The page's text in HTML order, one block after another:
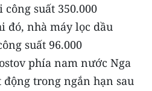
Minh
suất 350.000
đó, nhà máy lọc dầu
suất 96.000
phía nam nước Nga
trong ngắn hạn sau